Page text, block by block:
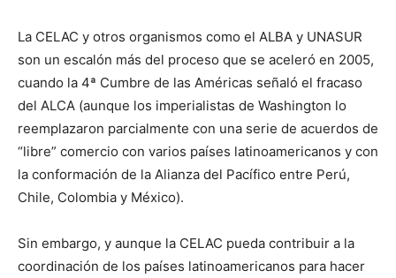
La CELAC y otros organismos como el ALBA y UNASUR
son un escalón más del proceso que se aceleró en 2005,
cuando la 4ª Cumbre de las Américas señaló el fracaso
del ALCA (aunque los imperialistas de Washington lo
reemplazaron parcialmente con una serie de acuerdos de
“libre” comercio con varios países latinoamericanos y con
la conformación de la Alianza del Pacífico entre Perú,
Chile, Colombia y México).
Sin embargo, y aunque la CELAC pueda contribuir a la
coordinación de los países latinoamericanos para hacer